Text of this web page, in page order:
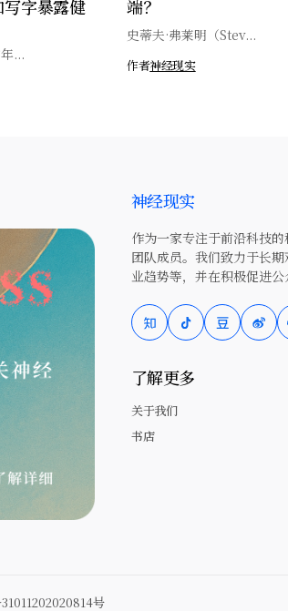
字暴露健
...
端？
史蒂夫·弗莱明（Stev...
作者神经现实
神经现实
作为一家专注于前沿科技
团队成员。我们致力于长
业趋势等，并在积极促进公
了解更多
关于我们
书店
号